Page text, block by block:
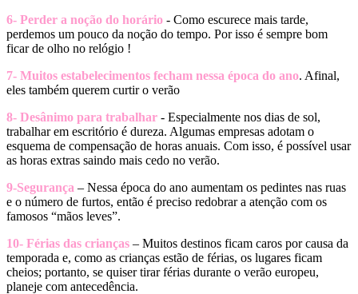
6- Perder a noção do horário - Como escurece mais tarde,
perdemos um pouco da noção do tempo. Por isso é sempre bom
ficar de olho no relógio !
7- Muitos estabelecimentos fecham nessa época do ano. Afinal,
eles também querem curtir o verão
8- Desânimo para trabalhar - Especialmente nos dias de sol,
trabalhar em escritório é dureza. Algumas empresas adotam o
esquema de compensação de horas anuais. Com isso, é possível usar
as horas extras saindo mais cedo no verão.
9-Segurança – Nessa época do ano aumentam os pedintes nas ruas
e o número de furtos, então é preciso redobrar a atenção com os
famosos “mãos leves”.
10- Férias das crianças – Muitos destinos ficam caros por causa da
temporada e, como as crianças estão de férias, os lugares ficam
cheios; portanto, se quiser tirar férias durante o verão europeu,
planeje com antecedência.